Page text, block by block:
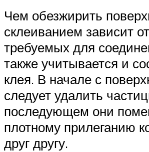
Чем обезжирить
склеиванием зависит
требуемых для
также учитывается и
клея. В начале с
следует удалить
последующем они
плотному прилеганию
друг другу.